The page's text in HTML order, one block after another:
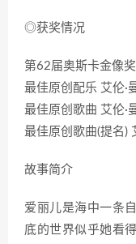
◎获奖情况
第62届奥斯卡金像
最佳原创配乐 艾伦·
最佳原创歌曲 艾伦·
最佳原创歌曲(提名)
故事简介
爱丽儿是海中一条
底的世界似乎她看